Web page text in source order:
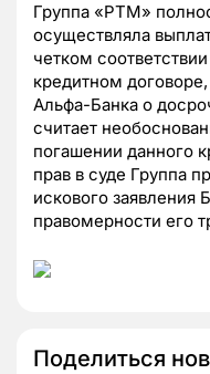
Группа «РТМ»
осуществляла
четком
кредитном
Альфа-Банка о
считает
погашении данного
прав в суде Группа
искового заявления
правомерности его
Поделиться